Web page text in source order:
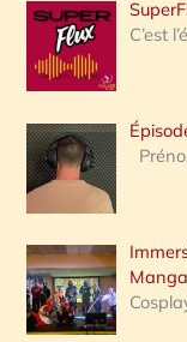
e
r
c
h
e
:
C’est